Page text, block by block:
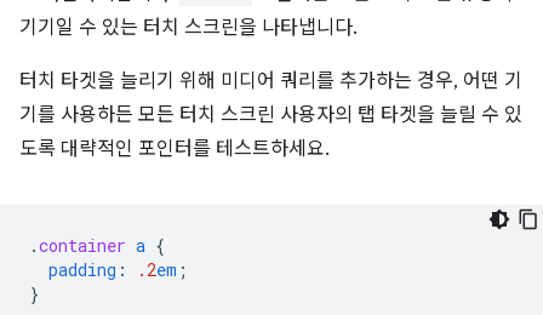
기기일 수 있는 터치 스크린을 나타냅니다.
터치 타겟을 늘리기 위해 미디어 쿼리를 추가하는 경우, 어떤 기
기를 사용하든 모든 터치 스크린 사용자의 탭 타겟을 늘릴 수 있
도록 대략적인 포인터를 테스트하세요.
.container a {
padding : .2em ;
}